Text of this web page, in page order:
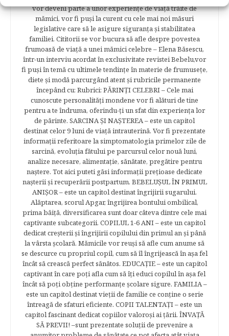
vor deveni parte a unor experienţe de viaţă trăite de
mămici, vor fi puşi la curent cu cele mai noi măsuri
legislative care să le asigure siguranţa şi stabilitatea
familiei. Cititorii se vor bucura să afle despre povestea
frumoasă de viață a unei mămici celebre – Elena Băsescu,
într-un interviu acordat în exclusivitate revistei Bebelu,vor
fi puşi în temă cu ultimele tendinţe în materie de frumuseţe,
diete şi modă parcurgând atent şi rubricile permanente
începând cu: Rubrici: PĂRINŢI CELEBRI – Cele mai
cunoscute personalităţi mondene vor fi alături de tine
pentru a te îndruma, oferindu-ţi un sfat din experienţa lor
de părinte. SARCINA ŞI NAŞTEREA – este un capitol
destinat celor 9 luni de viaţă intrauterină. Vor fi prezentate
informaţii referitoare la simptomatologia primelor zile de
sarcină, evoluţia fătului pe parcursul celor nouă luni,
analize necesare, alimentaţie, sănătate, pregătire pentru
naştere. Tot aici puteti găsi informaţii preţioase dedicate
naşterii şi recuperării postpartum. BEBELUŞUL ÎN PRIMUL
ANIŞOR – este un capitol destinat îngrijirii sugarului.
Alăptarea, scorul Apgar, îngrijirea bontului ombilical,
prima băiţă, diversificarea sunt doar câteva dintre cele mai
captivante subcategorii. COPILUL 1-6 ANI – este un capitol
dedicat creşterii şi îngrijirii copilului din primul an şi până
la vârsta şcolară. Mămicile vor reuşi să afle cum anume să
se descurce cu propriul copil, cum să îl îngrijească în aşa fel
încât să crească perfect sănătos. EDUCAŢIE – este un capitol
captivant în care poţi afla cum să îţi educi copilul în aşa fel
încât să poţi obţine performanţe şcolare sigure. FAMILIA –
este un capitol destinat vieţii de familie ce conţine o serie
întreagă de sfaturi eficiente. COPII TALENTAŢI – este un
capitol fascinant dedicat copiilor valoroși ai țării. ÎNVAŢĂ
SĂ PREVII! –sunt prezentate soluţii de prevenire a